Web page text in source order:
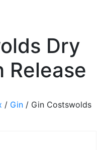
Dry
Release
/ Gin / Gin Costswolds